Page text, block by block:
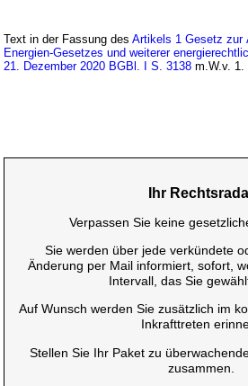
Text in der Fassung desArtikels 1 Gesetz zur
Energien-Gesetzes und weiterer
21. Dezember 2020 BGBl. I S. 3138 m.W.v. 1.
Ihr
Verpassen Sie keine
Sie werden über jede verkündete
Änderung per Mail informiert, sofort,
Intervall, das Sie
Auf Wunsch werden Sie zusätzlich im
Inkrafttreten
Stellen Sie Ihr Paket zu
zusammen.